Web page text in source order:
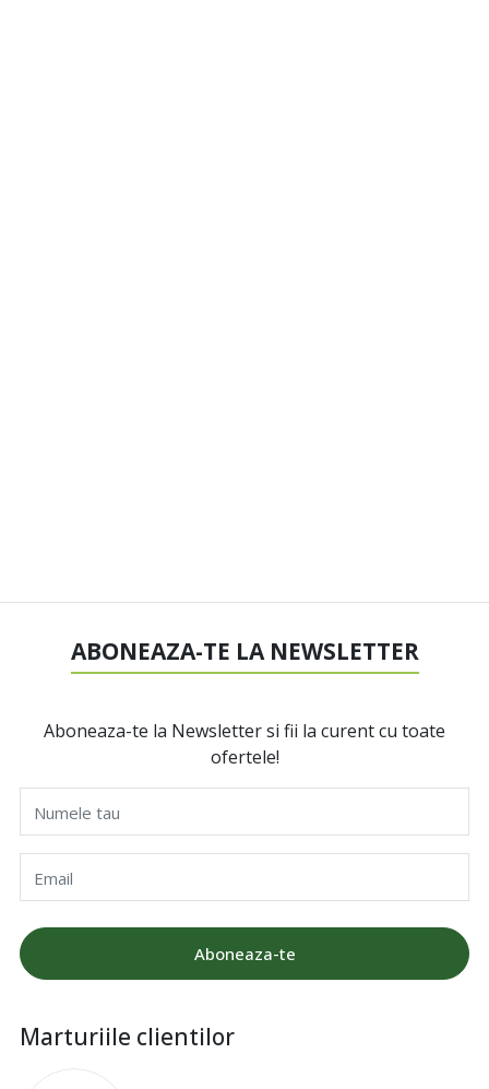
ABONEAZA-TE LA NEWSLETTER
Aboneaza-te la Newsletter si fii la curent cu toate
ofertele!
Numele tau
Email
Aboneaza-te
Marturiile clientilor